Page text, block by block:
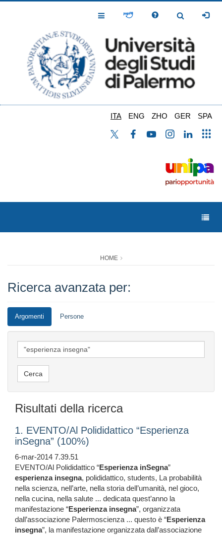
Toggle
Toggle
ITA ENG ZHO GER SPA
HOME
Ricerca avanzata per:
Argomenti Persone
Risultati della ricerca
1. EVENTO/Al Polididattico “Esperienza
inSegna” (100%)
6-mar-2014 7.39.51
EVENTO/Al Polididattico “Esperienza inSegna”
esperienza insegna, polididattico, students, La probabilità
nella scienza, nell’arte, nella storia dell’umanità, nel gioco,
nella cucina, nella salute ... dedicata quest’anno la
manifestazione “Esperienza insegna”, organizzata
dall’associazione Palermoscienza ... questo è “Esperienza
insegna”, la manifestazione organizzata dall’associazione